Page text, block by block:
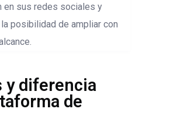
en sus redes sociales y
posibilidad de ampliar con
y diferencia
de